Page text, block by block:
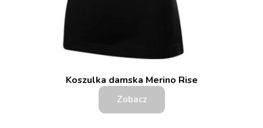
Koszulka damska Merino Rise
Zobacz